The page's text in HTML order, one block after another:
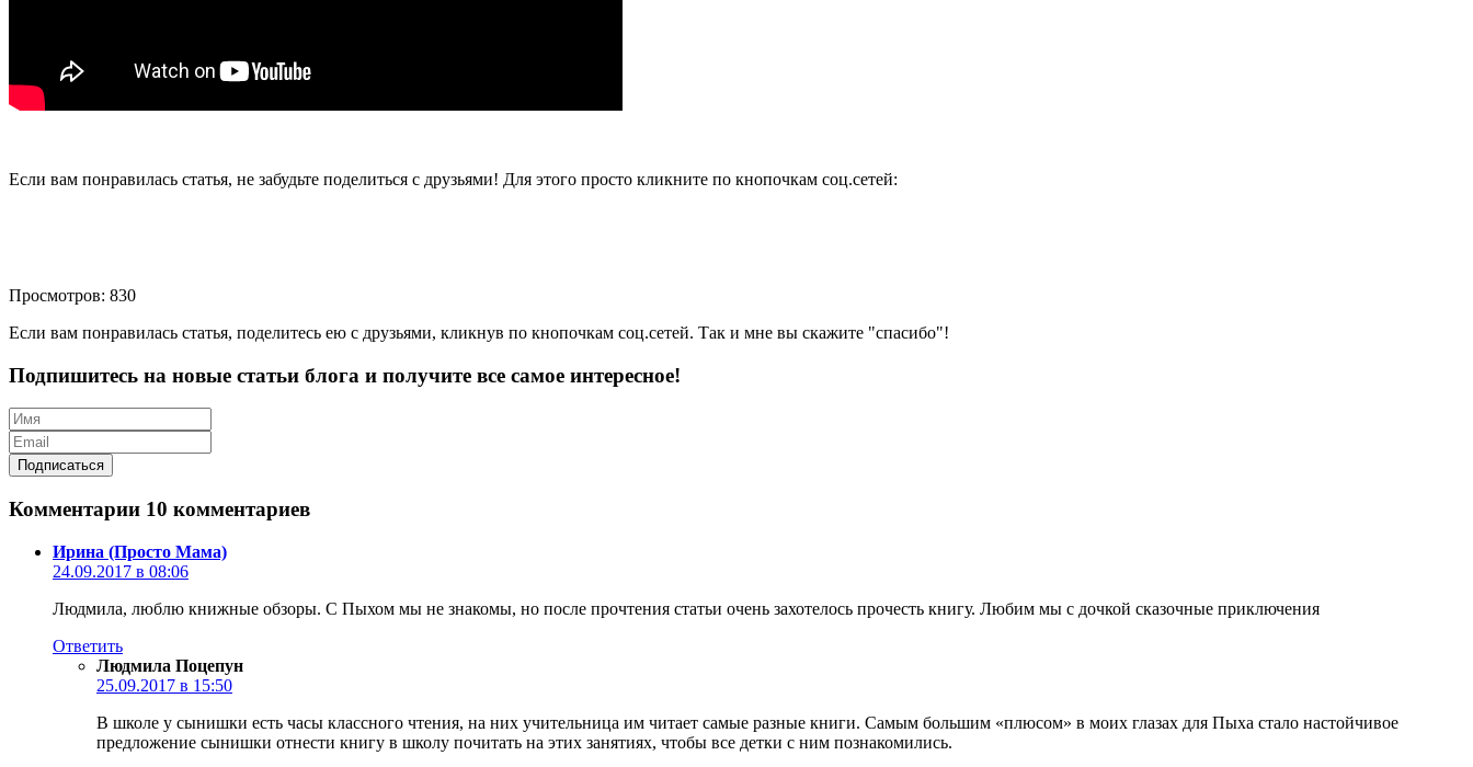
Если вам понравилась статья, не забудьте поделиться с друзьями! Для этого просто кликните по кнопочкам соц.сетей:
Просмотров: 830
Если вам понравилась статья, поделитесь ею с друзьями, кликнув по кнопочкам соц.сетей. Так и мне вы скажите "спасибо"!
Подпишитесь на новые статьи блога и получите все самое интересное!
Комментарии 10 комментариев
Ирина (Просто Мама)
24.09.2017 в 08:06
Людмила, люблю книжные обзоры. С Пыхом мы не знакомы, но после прочтения статьи очень захотелось прочесть книгу. Любим мы с дочкой сказочные приключения
Ответить
Людмила Поцепун
25.09.2017 в 15:50
В школе у сынишки есть часы классного чтения, на них учительница им читает самые разные книги. Самым большим «плюсом» в моих глазах для Пыха стало настойчивое
предложение сынишки отнести книгу в школу почитать на этих занятиях, чтобы все детки с ним познакомились.